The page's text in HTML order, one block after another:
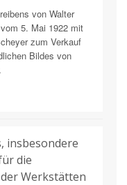
von Walter
5. Mai 1922 mit
zum Verkauf
Bildes von
insbesondere
die
Werkstätten